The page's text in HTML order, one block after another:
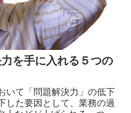
を手に入れる５つの
いて「問題解決力」の低下
した要因として、業務の過